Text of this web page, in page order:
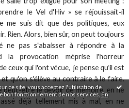
ce site, vous acceptez l'utilisation de
bon fonctionnement de nos services.En
le Vel d'Hiv » se réjouissait-il
me suis dit que des politiques, eux
Rien. Alors, bien sûr, on peut toujours
ne pas s'abaisser à répondre à la
la provocation méprise l'horreur
ceux qui l'ont vécue, je pense qu'il est
qu'on s'élève au contraire à le faire.
peut-être le devoir de mémoire, en ne
déjà tellement mis à mal, en ne